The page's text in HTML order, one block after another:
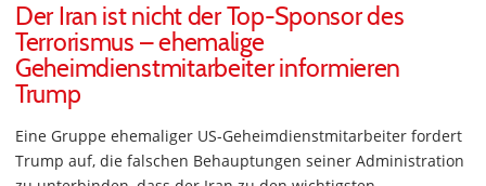
Der Iran ist nicht der Top-Sponsor des
Terrorismus – ehemalige
Geheimdienstmitarbeiter informieren
Trump
Eine Gruppe ehemaliger US-Geheimdienstmitarbeiter fordert
Trump auf, die falschen Behauptungen seiner Administration